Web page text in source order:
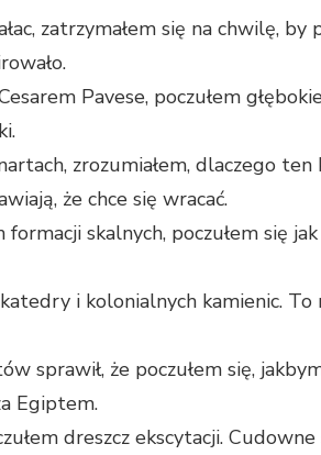
zatrzymałem się na chwilę,
Pavese, poczułem
zrozumiałem, dlaczego
że chce się wracać.
skalnych, poczułem się
i kolonialnych kamienic.
sprawił, że poczułem się,
Egiptem.
dreszcz ekscytacji.